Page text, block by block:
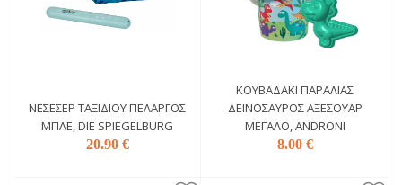
ΝΕΣΕΣΈΡ ΤΑΞΙΔΙΟΎ ΠΕΛΑΡΓΌΣ
ΜΠΛΕ, DIE SPIEGELBURG
20.90 €
ΚΟΥΒΑΔΆΚΙ ΠΑΡΑΛΊΑΣ
ΔΕΙΝΌΣΑΥΡΟΣ ΑΞΕΣΟΥΆΡ
ΜΕΓΆΛΟ, ANDRONI
8.00 €